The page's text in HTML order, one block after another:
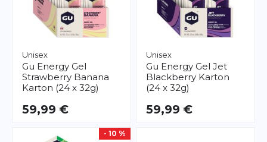
Unisex
Gu Energy Gel
Strawberry Banana
Karton (24 x 32g)
59,99 €
Unisex
Gu Energy Gel Jet
Blackberry Karton
(24 x 32g)
59,99 €
- 10 %